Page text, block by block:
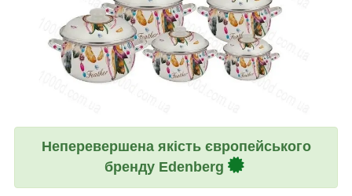
Неперевершена якість європейського
бренду Edenberg